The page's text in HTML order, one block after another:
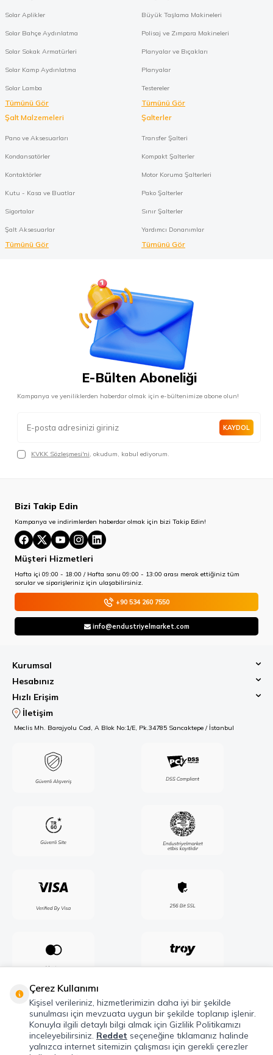
Solar Aplikler
Solar Bahçe Aydınlatma
Solar Sokak Armatürleri
Solar Kamp Aydınlatma
Solar Lamba
Tümünü Gör
Büyük Taşlama Makineleri
Polisaj ve Zımpara Makineleri
Planyalar ve Bıçakları
Planyalar
Testereler
Tümünü Gör
Şalt Malzemeleri
Pano ve Aksesuarları
Kondansatörler
Kontaktörler
Kutu - Kasa ve Buatlar
Sigortalar
Şalt Aksesuarlar
Tümünü Gör
Şalterler
Transfer Şalteri
Kompakt Şalterler
Motor Koruma Şalterleri
Pako Şalterler
Sınır Şalterler
Yardımcı Donanımlar
Tümünü Gör
E-Bülten Aboneliği
Kampanya ve yeniliklerden haberdar olmak için e-bültenimize abone olun!
KAYDOL
KVKK Sözleşmesi'ni, okudum, kabul ediyorum.
Bizi Takip Edin
Kampanya ve indirimlerden haberdar olmak için bizi Takip Edin!
Müşteri Hizmetleri
Hafta içi 09:00 - 18:00 / Hafta sonu 09:00 - 13:00 arası merak ettiğiniz tüm
sorular ve siparişleriniz için ulaşabilirsiniz.
+90 534 260 7550
info@endustriyelmarket.com
Kurumsal
Hesabınız
Hızlı Erişim
İletişim
Meclis Mh. Barajyolu Cad, A Blok No:1/E, Pk.34785 Sancaktepe / İstanbul
Çerez Kullanımı
Kişisel verileriniz, hizmetlerimizin daha iyi bir şekilde
sunulması için mevzuata uygun bir şekilde toplanıp işlenir.
Konuyla ilgili detaylı bilgi almak için Gizlilik Politikamızı
inceleyebilirsiniz. Reddet seçeneğine tıklamanız halinde
yalnızca internet sitemizin çalışması için gerekli çerezler